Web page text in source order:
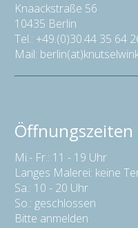
Knaackstraße 56
10435 Berlin
Tel.: +49.(0)30.44 35 64
Mail:
Öffnungszeiten
Mi.- Fr.: 11 - 19 Uhr
Langes Malerei: keine
Sa.: 10 - 20 Uhr
So.: geschlossen
Bitte anmelden